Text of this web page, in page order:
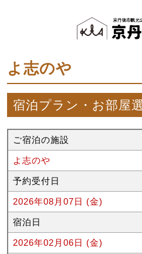
よ志のや
宿泊プラン・お部屋
ご宿泊の施設
よ志のや
予約受付日
2026年08月07日 (金)
宿泊日
2026年02月06日 (金)